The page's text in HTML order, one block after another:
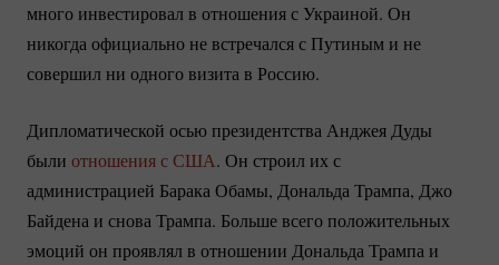
много инвестировал в отношения с Украиной. Он
никогда официально не встречался с Путиным и не
совершил ни одного визита в Россию.
Дипломатической осью президентства Анджея Дуды
были отношения с США. Он строил их с
администрацией Барака Обамы, Дональда Трампа, Джо
Байдена и снова Трампа. Больше всего положительных
эмоций он проявлял в отношении Дональда Трампа и